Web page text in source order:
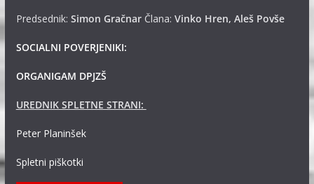
Predsednik: Simon GračnarČlana: Vinko Hren, Aleš Povše
SOCIALNI POVERJENIKI:
ORGANIGAM DPJZŠ
UREDNIK SPLETNE STRANI:
Peter Planinšek
Spletni piškotki